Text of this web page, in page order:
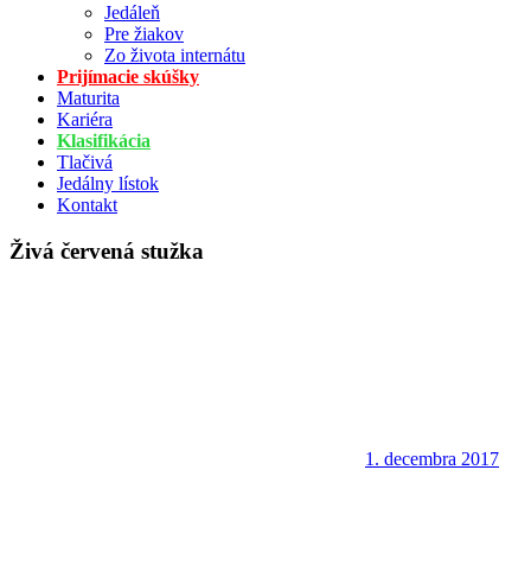
Jedáleň
Pre žiakov
Zo života internátu
Prijímacie skúšky
Maturita
Kariéra
Klasifikácia
Tlačivá
Jedálny lístok
Kontakt
Živá červená stužka
1. decembra 2017